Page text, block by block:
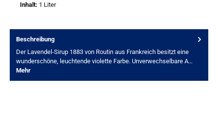
Inhalt: 1 Liter
Beschreibung
Der Lavendel-Sirup 1883 von Routin aus Frankreich besitzt eine
wunderschöne, leuchtende violette Farbe. Unverwechselbare A…
Mehr